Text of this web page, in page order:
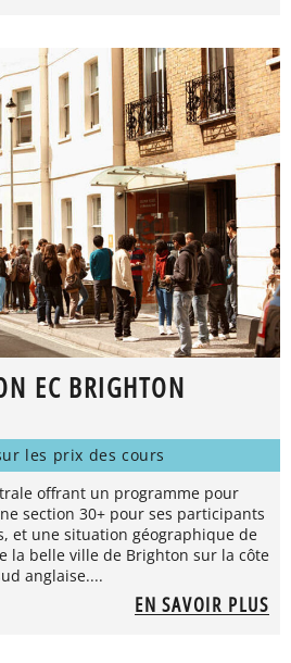
EC BRIGHTON
les prix des cours
offrant un programme pour
section 30+ pour ses participants
et une situation géographique de
la belle ville de Brighton sur la côte
anglaise....
EN SAVOIR PLUS